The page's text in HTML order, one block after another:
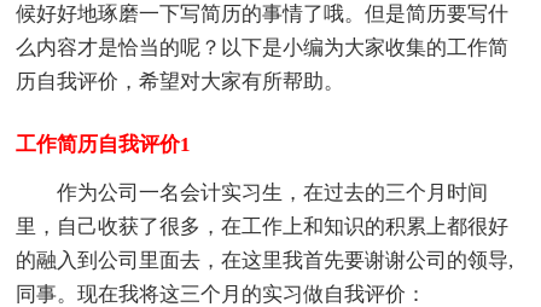
候好好地琢磨一下写简历的事情了哦。但是简历要写什
么内容才是恰当的呢？以下是小编为大家收集的工作简
历自我评价，希望对大家有所帮助。
工作简历自我评价1
作为公司一名会计实习生，在过去的三个月时间
里，自己收获了很多，在工作上和知识的积累上都很好
的融入到公司里面去，在这里我首先要谢谢公司的领导,
同事。现在我将这三个月的实习做自我评价：